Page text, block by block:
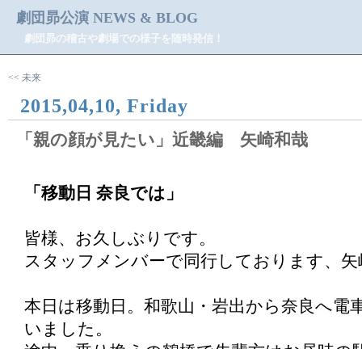
劇団昴公演 NEWS & BLOG
劇団昴の稽古や劇場での様子を随時発信！
<< 未来
2015,04,10, Friday
「親の顔が見たい」近畿編 矢崎和哉
「移動日 奈良では」
皆様、お久しぶりです。
スタッフメンバーで同行しております、
本日は移動日。和歌山・岩出から奈良へ電
いました。